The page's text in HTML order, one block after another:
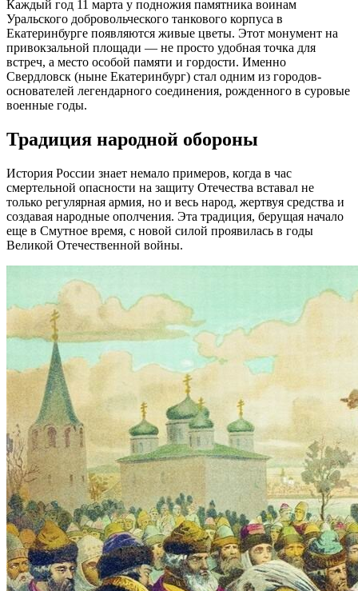
Каждый год 11 марта у подножия памятника воинам
Уральского добровольческого танкового корпуса в
Екатеринбурге появляются живые цветы. Этот монумент на
привокзальной площади — не просто удобная точка для
встреч, а место особой памяти и гордости. Именно
Свердловск (ныне Екатеринбург) стал одним из городов-
основателей легендарного соединения, рожденного в суровые
военные годы.
Традиция народной обороны
История России знает немало примеров, когда в час
смертельной опасности на защиту Отечества вставал не
только регулярная армия, но и весь народ, жертвуя средства и
создавая народные ополчения. Эта традиция, берущая начало
еще в Смутное время, с новой силой проявилась в годы
Великой Отечественной войны.